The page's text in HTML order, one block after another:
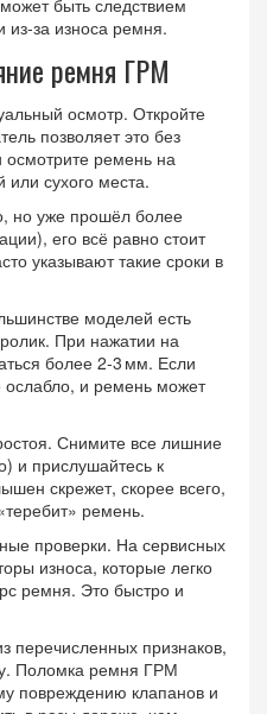
быть следствием
из‑за износа ремня.
ремня ГРМ
осмотр. Откройте
позволяет это без
осмотрите ремень на
или сухого места.
но уже прошёл более
его всё равно стоит
указывают такие сроки в
моделей есть
При нажатии на
более 2‑3 мм. Если
и ремень может
Снимите все лишние
и прислушайтесь к
скрежет, скорее всего,
ремень.
проверки. На сервисных
износа, которые легко
ремня. Это быстро и
перечисленных признаков,
Поломка ремня ГРМ
повреждению клапанов и